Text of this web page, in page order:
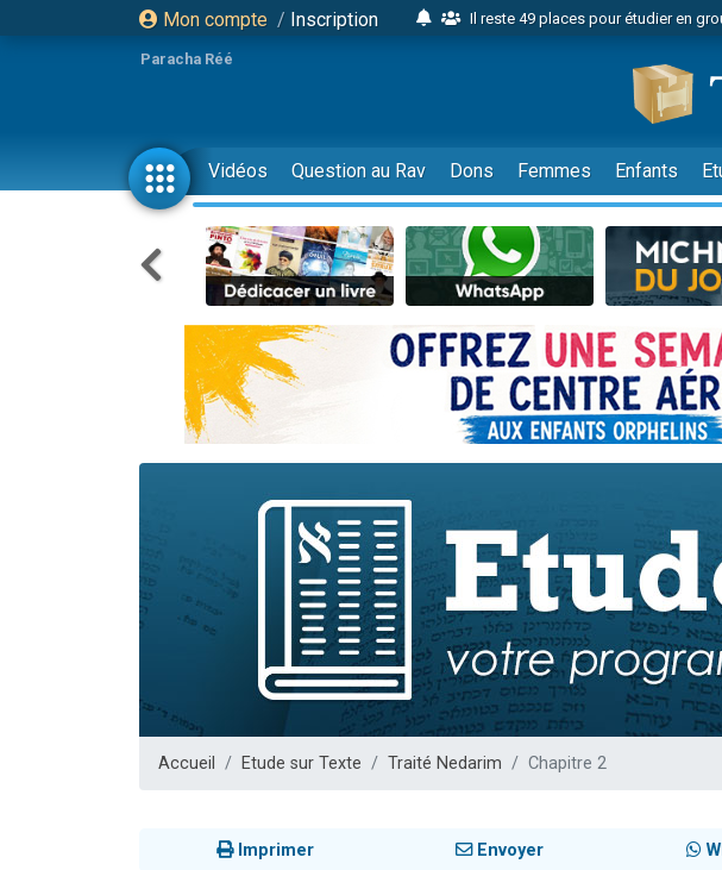
Mon compte / Inscription
Il reste 49 places pour étudier en
2 personnes viennent de nous rejoindre
6 personnes viennent de nous rejoindre
4 personnes viennent de faire un
2 personnes viennent de faire un
17 personnes viennent de demander une
4 personnes viennent de nous rejoindre
Il reste 49 places pour étudier en
Eva vient de donner son Maasser
4 personnes viennent de nous rejoindre
3 personnes viennent de nous rejoindre
Odaya vient de donner son Maasser
13 personnes viennent de demander une
30 personnes viennent de faire un
Il reste 49 places pour étudier en
12 nouvelles musiques dans Torah-
29 personnes viennent de demander
Paracha Réé
Vidéos Question au Rav Dons Femmes Enfants
Accueil Etude sur Texte Traité Nedarim Chapitre 2
Imprimer Envoyer